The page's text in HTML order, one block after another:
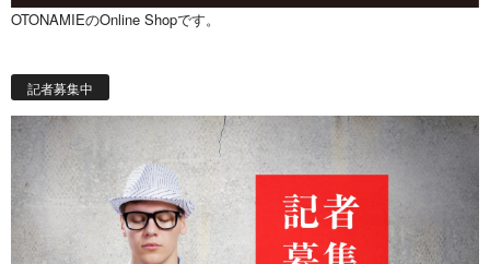
OTONAMIEのOnline Shopです。
記者募集中